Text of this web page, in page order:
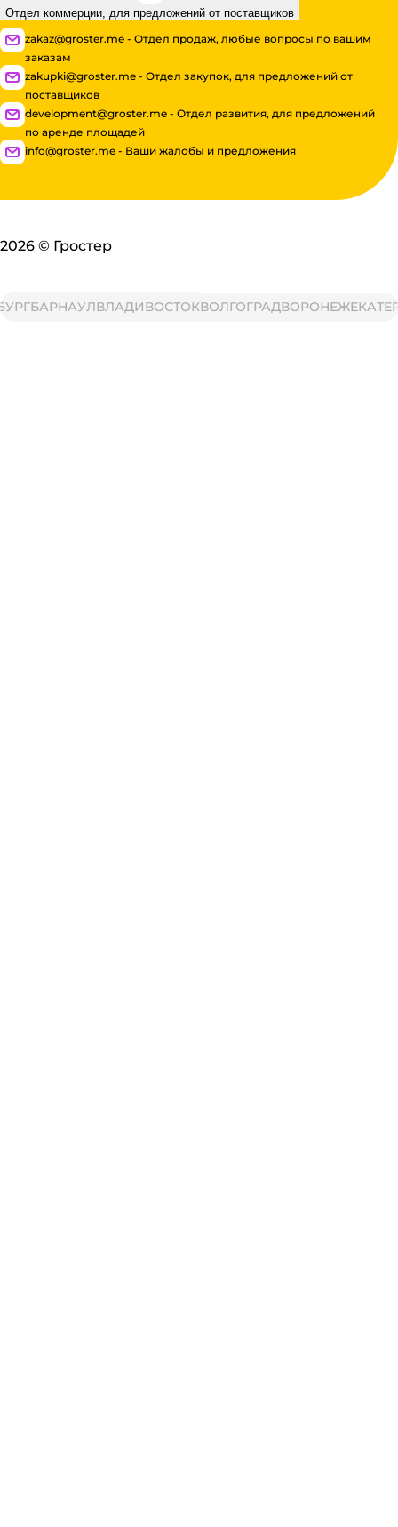
Отдел коммерции, для предложений от поставщиков
zakaz@groster.me - Отдел продаж, любые вопросы по вашим
заказам
zakupki@groster.me - Отдел закупок, для предложений от
поставщиков
development@groster.me - Отдел развития, для предложений
по аренде площадей
info@groster.me - Ваши жалобы и предложения
2026 © Гростер
БАРНАУЛВЛАДИВОСТОКВОЛГОГРАДВОРОНЕЖ